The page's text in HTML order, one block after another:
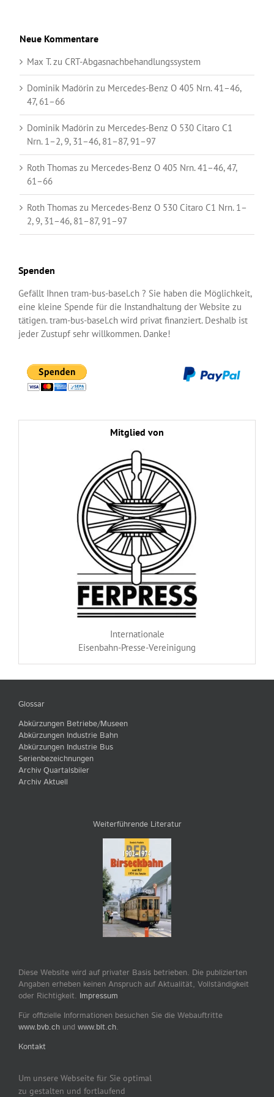
Neue Kommentare
Max T.zu CRT-Abgasnachbehandlungssystem
Dominik Madörin zu Mercedes-Benz O 405 Nrn. 41–46,
47, 61–66
Dominik Madörin zu Mercedes-Benz O 530 Citaro C1
Nrn. 1–2, 9, 31–46, 81–87, 91–97
Roth Thomas zu Mercedes-Benz O 405 Nrn. 41–46, 47,
61–66
Roth Thomas zu Mercedes-Benz O 530 Citaro C1 Nrn. 1–
2, 9, 31–46, 81–87, 91–97
Spenden
Gefällt Ihnen tram-bus-basel.ch ? Sie haben die Möglichkeit,
eine kleine Spende für die Instandhaltung der Website zu
tätigen. tram-bus-basel.ch wird privat finanziert. Deshalb ist
jeder Zustupf sehr willkommen. Danke!
Mitglied von
Internationale
Eisenbahn-Presse-Vereinigung
Glossar
Abkürzungen Betriebe/Museen
Abkürzungen Industrie Bahn
Abkürzungen Industrie Bus
Serienbezeichnungen
Archiv Quartalsbiler
Archiv Aktuell
Weiterführende Literatur
Diese Website wird auf privater Basis betrieben. Die publizierten
Angaben erheben keinen Anspruch auf Aktualität, Vollständigkeit
oder Richtigkeit. Impressum
Für offizielle Informationen besuchen Sie die Webauftritte
www.bvb.ch und www.blt.ch.
Kontakt
Um unsere Webseite für Sie optimal
zu gestalten und fortlaufend